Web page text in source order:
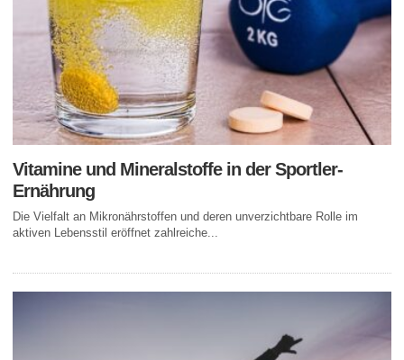
Vitamine und Mineralstoffe in der Sportler-
Ernährung
Die Vielfalt an Mikronährstoffen und deren unverzichtbare Rolle im
aktiven Lebensstil eröffnet zahlreiche...